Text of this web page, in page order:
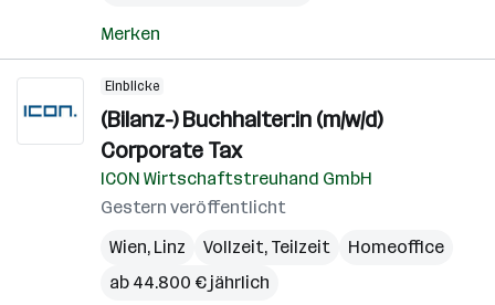
Merken
Einblicke
(Bilanz-) Buchhalter:in (m/w/d)
Corporate Tax
ICON Wirtschaftstreuhand GmbH
Gestern veröffentlicht
Wien, Linz Vollzeit, Teilzeit
Homeoffice
ab 44.800 € jährlich